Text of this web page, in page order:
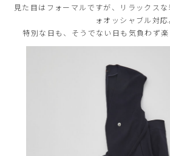
見た目はフォーマルですが、リラックス
ォオッシャブル対応
特別な日も、そうでない日も気負わず楽